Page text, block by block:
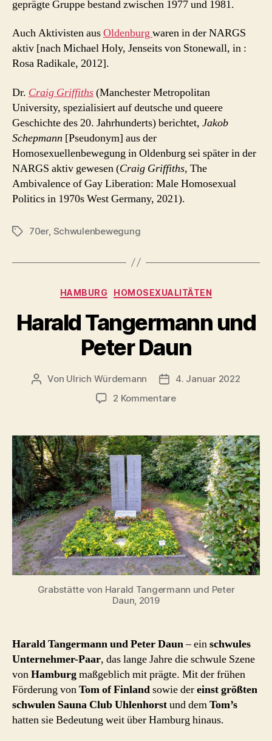
geprägte Gruppe bestand zwischen 1977 und 1981.
Auch Aktivisten ausOldenburgwaren in der NARGS
aktiv [nach Michael Holy, Jenseits von Stonewall, in :
Rosa Radikale, 2012].
Dr. Craig Griffiths(Manchester Metropolitan
University, spezialisiert auf deutsche und queere
Geschichte des 20. Jahrhunderts) berichtet, Jakob
Schepmann [Pseudonym] aus der
Homosexuellenbewegung in Oldenburg sei später in der
NARGS aktiv gewesen (Craig Griffiths, The
Ambivalence of Gay Liberation: Male Homosexual
Politics in 1970s West Germany, 2021).
Schlagwörter
70er, Schwulenbewegung
Kategorien
HAMBURG HOMOSEXUALITÄTEN
Harald Tangermann und
Peter Daun
Beitragsautor
Von Ulrich Würdemann Beitragsdatum
4. Januar 2022
2 Kommentarezu
und
Peter
Daun
Grabstätte von Harald Tangermann und Peter
Daun, 2019
Harald Tangermann und Peter Daun– einschwules
Unternehmer-Paar, das lange Jahre die schwule Szene
vonHamburgmaßgeblich mit prägte. Mit der frühen
Förderung vonTom of Finlandsowie dereinst größten
schwulen Sauna Club Uhlenhorstund demTom’s
hatten sie Bedeutung weit über Hamburg hinaus.